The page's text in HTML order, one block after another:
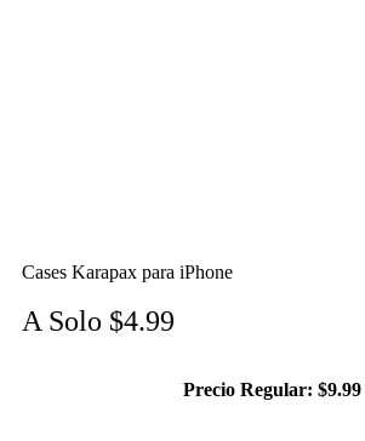
Cases Karapax para iPhone
A Solo $4.99
Precio Regular: $9.99